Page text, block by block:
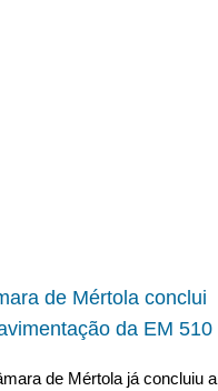
de Mértola conclui
da EM 510
de Mértola já concluiu a